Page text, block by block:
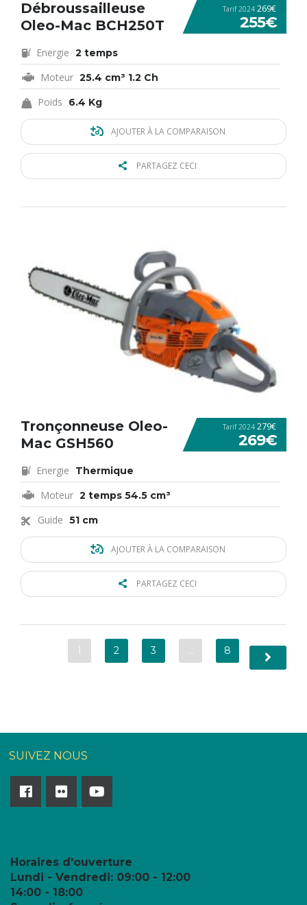
Tarif 2024 269€
255€
Débroussailleuse
Oleo-Mac BCH250T
Energie 2 temps
Moteur 25.4 cm³ 1.2 Ch
Poids 6.4 Kg
AJOUTER À LA COMPARAISON
PARTAGEZ CECI
Tarif 2024 279€
269€
Tronçonneuse Oleo-
Mac GSH560
Energie Thermique
Moteur 2 temps 54.5 cm³
Guide 51 cm
AJOUTER À LA COMPARAISON
PARTAGEZ CECI
1 2 3 … 8
SUIVEZ NOUS
Horaires d'ouverture
Lundi - Vendredi: 09:00 - 12:00
14:00 - 18:00